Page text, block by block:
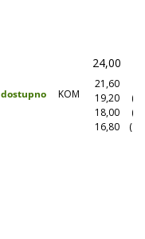
dostupno KOM
24,00
21,60
19,20
18,00
16,80